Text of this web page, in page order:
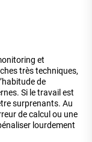
et
très techniques,
de
Si le travail est
surprenants. Au
de calcul ou une
lourdement